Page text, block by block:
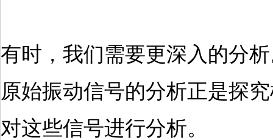
有时，我们需要更深入的分
原始振动信号的分析正是探
对这些信号进行分析。